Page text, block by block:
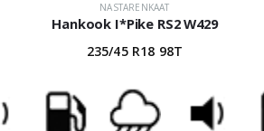
NASTARENKAAT
Hankook I*Pike RS2 W429
235/45 R18 98T